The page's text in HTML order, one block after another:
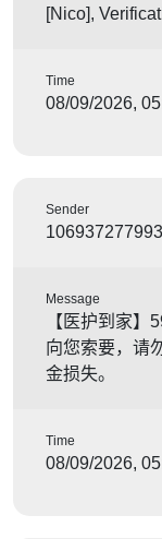
[Nico],
Time
08/09/2026,
Sender
106937277993
Message
【医护到家
向您索要，请
金损失。
Time
08/09/2026,